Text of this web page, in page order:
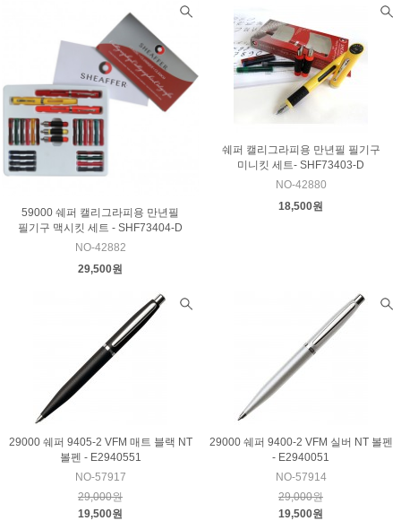
59000 쉐퍼 캘리그라피용 만년필
필기구 맥시킷 세트 - SHF73404-D
NO-42882
29,500원
쉐퍼 캘리그라피용 만년필 필기구
미니킷 세트- SHF73403-D
NO-42880
18,500원
29000 쉐퍼 9405-2 VFM 매트 블랙 NT
볼펜 - E2940551
NO-57917
29,000원
19,500원
29000 쉐퍼 9400-2 VFM 실버 NT 볼펜
- E2940051
NO-57914
29,000원
19,500원